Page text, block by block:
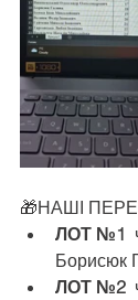
🎁НАШІ
ЛОТ №1
Борисюк
ЛОТ №2